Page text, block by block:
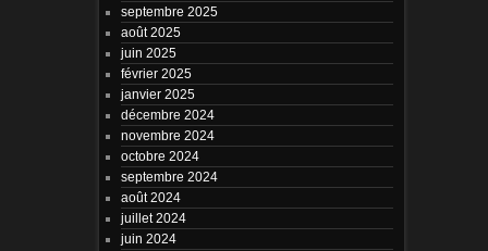
septembre 2025
août 2025
juin 2025
février 2025
janvier 2025
décembre 2024
novembre 2024
octobre 2024
septembre 2024
août 2024
juillet 2024
juin 2024